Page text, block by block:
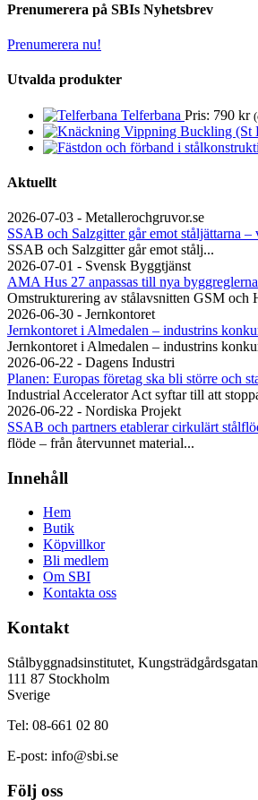
Prenumerera på SBIs Nyhetsbrev
Prenumerera nu!
Utvalda produkter
Telferbana Pris: 790 kr
Aktuellt
2026-07-03 - Metallerochgruvor.se
SSAB och Salzgitter går emot ståljättarna
SSAB och Salzgitter går emot stålj...
2026-07-01 - Svensk Byggtjänst
AMA Hus 27 anpassas till nya byggreglerna
Omstrukturering av stålavsnitten GSM och
2026-06-30 - Jernkontoret
Jernkontoret i Almedalen – industrins
Jernkontoret i Almedalen – industrins
2026-06-22 - Dagens Industri
Planen: Europas företag ska bli större och
Industrial Accelerator Act syftar till att
2026-06-22 - Nordiska Projekt
SSAB och partners etablerar cirkulärt
flöde – från återvunnet material...
Innehåll
Hem
Butik
Köpvillkor
Bli medlem
Om SBI
Kontakta oss
Kontakt
Stålbyggnadsinstitutet,
111 87 Stockholm
Sverige
Tel: 08-661 02 80
E-post: info@sbi.se
Följ oss